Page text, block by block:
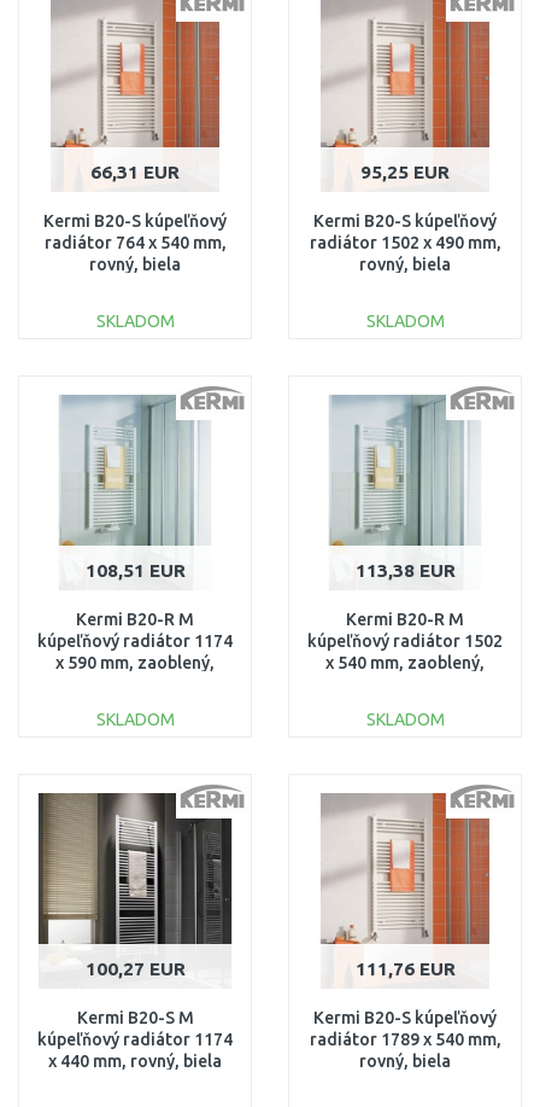
Porovnať Porovnať
66,31 EUR
Kermi B20-S kúpeľňový
radiátor 764 x 540 mm,
rovný, biela
SKLADOM
Porovnať
95,25 EUR
Kermi B20-S kúpeľňový
radiátor 1502 x 490 mm,
rovný, biela
SKLADOM
Porovnať
108,51 EUR
Kermi B20-R M
kúpeľňový radiátor 1174
x 590 mm, zaoblený,
SKLADOM
Porovnať
113,38 EUR
Kermi B20-R M
kúpeľňový radiátor 1502
x 540 mm, zaoblený,
SKLADOM
Porovnať
100,27 EUR
Kermi B20-S M
kúpeľňový radiátor 1174
x 440 mm, rovný, biela
111,76 EUR
Kermi B20-S kúpeľňový
radiátor 1789 x 540 mm,
rovný, biela